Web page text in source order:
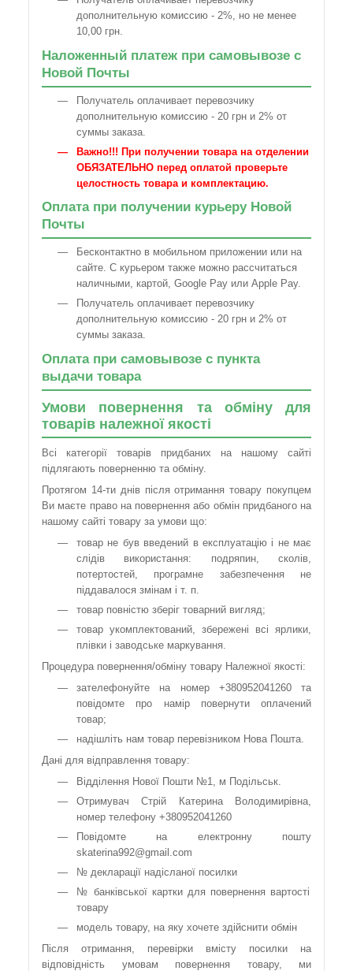
дополнительную комиссию - 2%, но не менее
10,00 грн.
Наложенный платеж при самовывозе с
Новой Почты
Получатель оплачивает перевозчику
дополнительную комиссию - 20 грн и 2% от
суммы заказа.
Важно!!! При получении товара на отделении
ОБЯЗАТЕЛЬНО перед оплатой проверьте
целостность товара и комплектацию.
Оплата при получении курьеру Новой
Почты
Бесконтактно в мобильном приложении или на
сайте. С курьером также можно рассчитаться
наличными, картой, Google Pay или Apple Pay.
Получатель оплачивает перевозчику
дополнительную комиссию - 20 грн и 2% от
суммы заказа.
Оплата при самовывозе с пункта
выдачи товара
Умови повернення та обміну для
товарів належної якості
Всі категорії товарів придбаних на нашому сайті
підлягають поверненню та обміну.
Протягом 14-ти днів після отримання товару покупцем
Ви маєте право на повернення або обмін придбаного на
нашому сайті товару за умови що:
товар не був введений в експлуатацію і не має
слідів використання: подряпин, сколів,
потертостей, програмне забезпечення не
піддавалося змінам і т. п.
товар повністю зберіг товарний вигляд;
товар укомплектований, збережені всі ярлики,
плівки і заводське маркування.
Процедура повернення/обміну товару Належної якості:
зателефонуйте на номер +380952041260 та
повідомте про намір повернути оплачений
товар;
надішліть нам товар перевізником Нова Пошта.
Дані для відправлення товару:
Відділення Нової Пошти №1, м Подільськ.
Отримувач Стрій Катерина Володимирівна,
номер телефону +380952041260
Повідомте на електронну пошту
skaterina992@gmail.com
№ декларації надісланої посилки
№ банківської картки для повернення вартості
товару
модель товару, на яку хочете здійснити обмін
Після отримання, перевірки вмісту посилки на
відповідність умовам повернення товару, ми